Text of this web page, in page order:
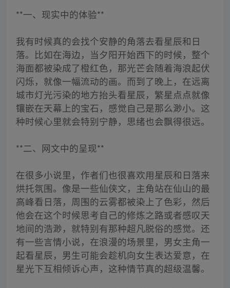
**一、现实中的体验**
我有时候真的会找个安静的角落去看星辰和日
落。比如在海边，当夕阳开始西下的时候，整个
海面都被染成了橙红色，那光芒会随着海浪起伏
闪烁，就像一幅流动的画。而到了晚上，在远离
城市灯光污染的地方抬头看星辰，繁星点点就像
镶嵌在天幕上的宝石，感觉自己是那么渺小。这
种时候心里就会特别宁静，思绪也会飘得很远。
**二、网文中的呈现**
在很多小说里，作者们也很喜欢用星辰和日落来
烘托氛围。像是一些仙侠文，主角站在仙山的最
高峰看日落，周围的云雾都被染上了色彩，然后
他会在这个时候思考自己的修炼之路或者感叹天
地间的浩渺，就特别有那种超凡脱俗的感觉。还
有一些言情小说，在浪漫的场景里，男女主角一
起看星辰，男生可能会趁机向女生表达爱意，在
星光下互相倾诉心声，这种情节真的超级温馨。